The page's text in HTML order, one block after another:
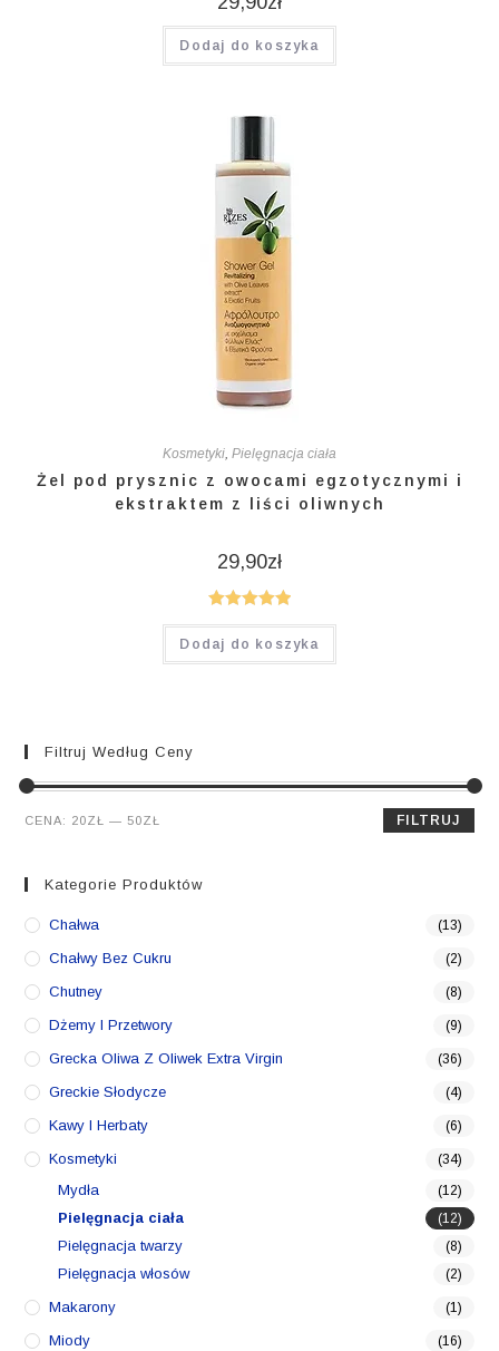
Dodaj do koszyka
Kosmetyki, Pielęgnacja ciała
Żel pod prysznic z owocami egzotycznymi i
ekstraktem z liści oliwnych
29,90zł
Oceniono
5.00na 5
Dodaj do koszyka
Filtruj Według Ceny
Cena
Cena
FILTRUJ
CENA: 20ZŁ —50ZŁ
Kategorie Produktów
Chałwa (13)
Chałwy Bez Cukru (2)
Chutney (8)
Dżemy I Przetwory (9)
Grecka Oliwa Z Oliwek Extra Virgin (36)
Greckie Słodycze (4)
Kawy I Herbaty (6)
Kosmetyki (34)
Mydła (12)
Pielęgnacja ciała (12)
Pielęgnacja twarzy (8)
Pielęgnacja włosów (2)
Makarony (1)
Miody (16)